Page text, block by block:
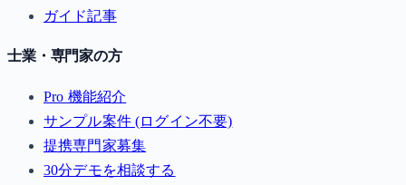
ガイド記事
士業・専門家の方
Pro 機能紹介
サンプル案件 (ログイン不要)
提携専門家募集
30分デモを相談する